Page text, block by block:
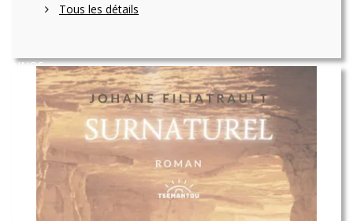
Tous les détails
NNOS